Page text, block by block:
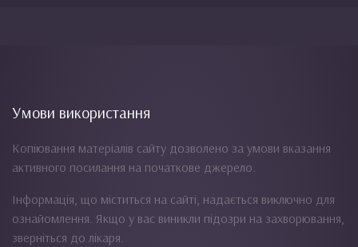
Умови використання
Копіювання матеріалів сайту дозволено за умови вказання
активного посилання на початкове джерело.
Інформація, що міститься на сайті, надається виключно для
ознайомлення. Якщо у вас виникли підозри на захворювання,
зверніться до лікаря.